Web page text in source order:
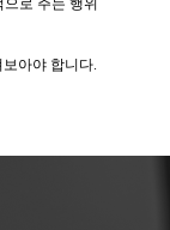
로 주는 행위
아야 합니다.